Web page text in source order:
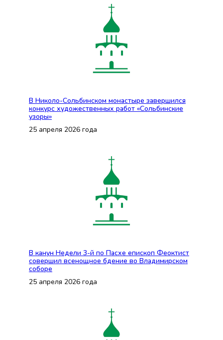
В Николо-Сольбинском монастыре завершился
конкурс художественных работ «Сольбинские
узоры»
25 апреля 2026 года
В канун Недели 3-й по Пасхе епископ Феоктист
совершил всенощное бдение во Владимирском
соборе
25 апреля 2026 года